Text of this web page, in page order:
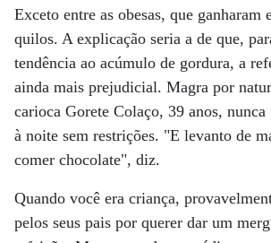
Exceto entre as obesas, que ganharam
quilos. A explicação seria a de que,
tendência ao acúmulo de gordura, a
ainda mais prejudicial. Magra por
carioca Gorete Colaço, 39 anos,
à noite sem restrições. "E levanto de
comer chocolate", diz.
Quando você era criança,
pelos seus pais por querer dar um